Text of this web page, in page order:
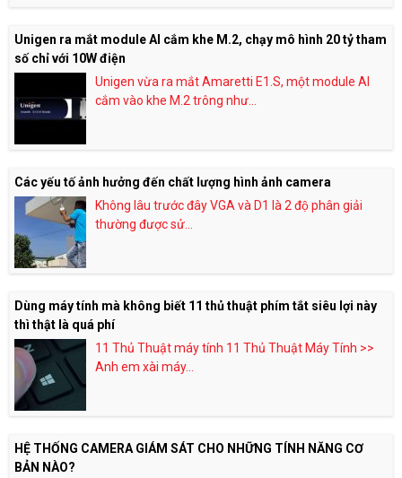
Unigen ra mắt module AI cắm khe M.2, chạy mô hình 20 tỷ tham
số chỉ với 10W điện
Unigen vừa ra mắt Amaretti E1.S, một module AI
cắm vào khe M.2 trông như...
Các yếu tố ảnh hưởng đến chất lượng hình ảnh camera
Không lâu trước đây VGA và D1 là 2 độ phân giải
thường được sử...
Dùng máy tính mà không biết 11 thủ thuật phím tắt siêu lợi này
thì thật là quá phí
11 Thủ Thuật máy tính 11 Thủ Thuật Máy Tính >>
Anh em xài máy...
HỆ THỐNG CAMERA GIÁM SÁT CHO NHỮNG TÍNH NĂNG CƠ
BẢN NÀO?